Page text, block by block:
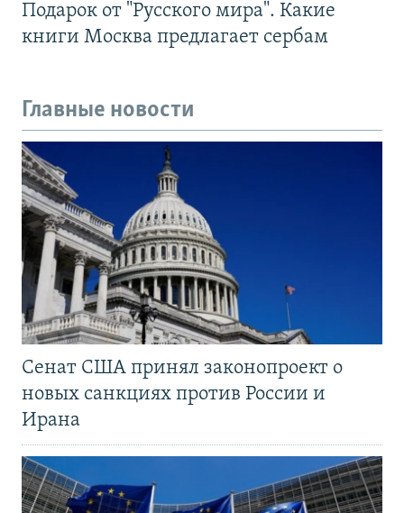
Подарок от "Русского мира". Какие
книги Москва предлагает сербам
Главные новости
Сенат США принял законопроект о
новых санкциях против России и
Ирана